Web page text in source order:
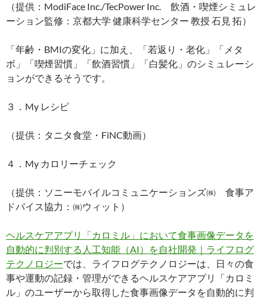
（提供：ModiFace Inc./TecPower Inc. 飲酒・喫煙シミュレ
ーション監修：京都大学 健康科学センター 教授 石見 拓）
「年齢・BMIの変化」に加え、「若返り・老化」「メタ
ボ」「喫煙習慣」「飲酒習慣」「白髪化」のシミュレーシ
ョンができるそうです。
３．My レシピ
（提供：タニタ食堂・FiNC動画）
４．My カロリーチェック
（提供：ソニーモバイルコミュニケーションズ㈱ 食事ア
ドバイス協力：㈱ウィット）
ヘルスケアアプリ「カロミル」において食事画像データを
自動的に判別する人工知能（AI）を自社開発｜ライフログ
テクノロジーでは、ライフログテクノロジーは、日々の食
事や運動の記録・管理ができるヘルスケアアプリ「カロミ
ル」のユーザーから取得した食事画像データを自動的に判